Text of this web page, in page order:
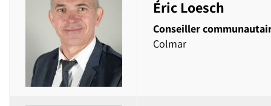
Éric Loesch
Conseiller
Colmar